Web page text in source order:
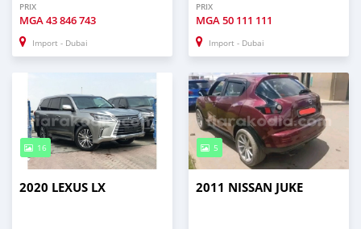
PRIX
MGA 43 846 743
Import - Dubai
PRIX
MGA 50 111 111
Import - Dubai
16
2020 LEXUS LX
5
2011 NISSAN JUKE